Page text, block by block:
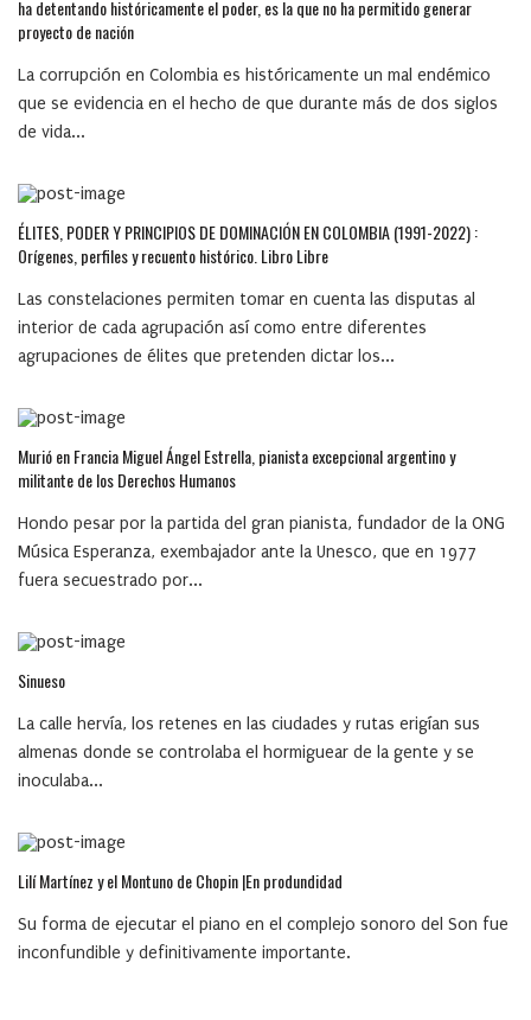
ha detentando históricamente el poder, es la que no ha permitido generar
proyecto de nación
La corrupción en Colombia es históricamente un mal endémico
que se evidencia en el hecho de que durante más de dos siglos
de vida...
ÉLITES, PODER Y PRINCIPIOS DE DOMINACIÓN EN COLOMBIA (1991-2022) :
Orígenes, perfiles y recuento histórico. Libro Libre
Las constelaciones permiten tomar en cuenta las disputas al
interior de cada agrupación así como entre diferentes
agrupaciones de élites que pretenden dictar los...
Murió en Francia Miguel Ángel Estrella, pianista excepcional argentino y
militante de los Derechos Humanos
Hondo pesar por la partida del gran pianista, fundador de la ONG
Música Esperanza, exembajador ante la Unesco, que en 1977
fuera secuestrado por...
Sinueso
La calle hervía, los retenes en las ciudades y rutas erigían sus
almenas donde se controlaba el hormiguear de la gente y se
inoculaba...
Lilí Martínez y el Montuno de Chopin |En produndidad
Su forma de ejecutar el piano en el complejo sonoro del Son fue
inconfundible y definitivamente importante.